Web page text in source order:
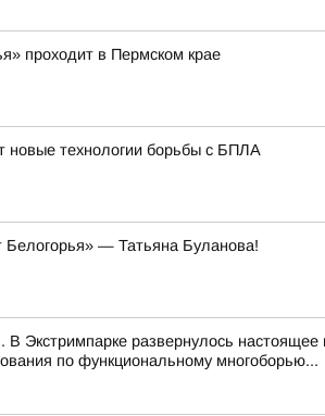
проходит в Пермском крае
новые технологии борьбы с БПЛА
— Татьяна Буланова!
Экстримпарке развернулось
по функциональному многоборью...